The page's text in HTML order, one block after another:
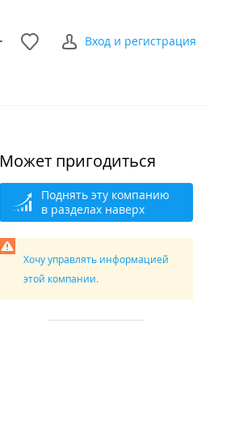
Вход и регистрация
Может пригодиться
Поднять эту компанию
в разделах наверх
Хочу управлять информацией
этой компании.